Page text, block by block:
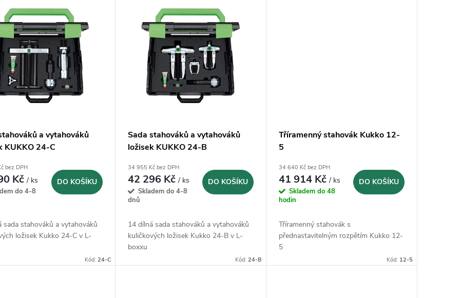
a vytahováků
KUKKO 24-C
bez DPH
Kč/ ks
do 4-8
DO KOŠÍKU
sada stahováků a vytahováků
ložisek Kukko 24-C v L-
Kód: 24-C
Sada stahováků a vytahováků
ložisek KUKKO 24-B
34 955 Kč bez DPH
42 296 Kč/ ks
Skladem do 4-8
dnů
DO KOŠÍKU
14 dílná sada stahováků a vytahováků
kuličkových ložisek Kukko 24-B v L-
boxxu
Kód: 24-B
Tříramenný stahovák Kukko 12-
5
34 640 Kč bez DPH
41 914 Kč/ ks
Skladem do 48
hodin
DO KOŠÍKU
Tříramenný stahovák s
přednastavitelným rozpětím Kukko 12-
5
Kód: 12-5